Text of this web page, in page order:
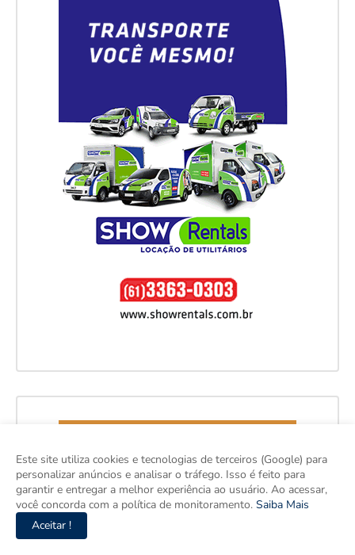
Este site utiliza cookies e tecnologias de terceiros (Google) para
personalizar anúncios e analisar o tráfego. Isso é feito para
garantir e entregar a melhor experiência ao usuário. Ao acessar,
você concorda com a política de monitoramento. Saiba Mais
Aceitar !